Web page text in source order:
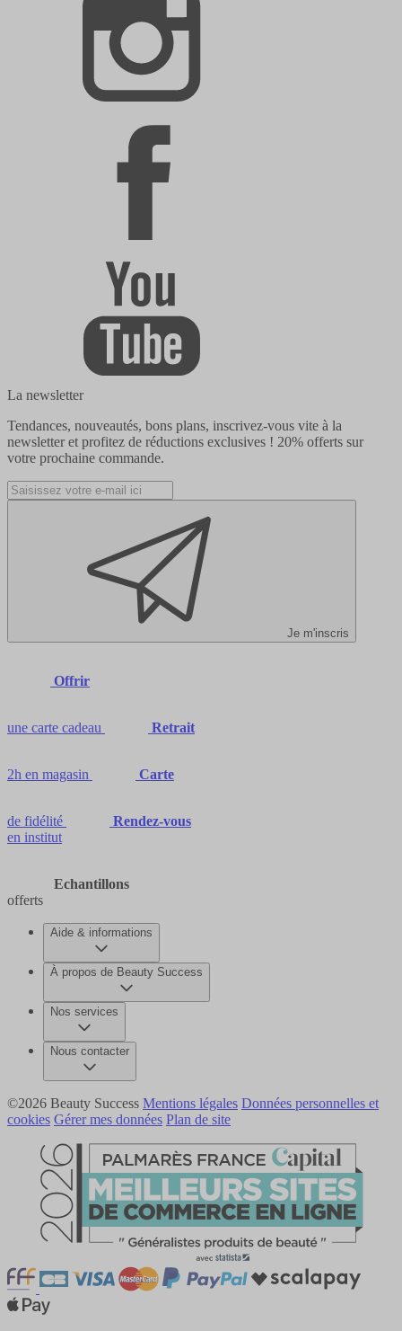
La newsletter
Tendances, nouveautés, bons plans, inscrivez-vous vite à la
newsletter et profitez de réductions exclusives ! 20% offerts sur
votre prochaine commande.
Je m'inscris
Offrir
une carte cadeau Retrait
2h en magasin Carte
de fidélité
Rendez-vous
en institut
Echantillons
offerts
Aide & informations
À propos de Beauty Success
Nos services
Nous contacter
©2026 Beauty Success Mentions légales Données personnelles et
cookies Gérer mes données Plan de site